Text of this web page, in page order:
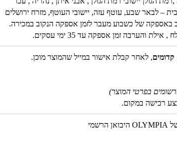
– לבאר שבע, עוטף עזה, יישובי העוטף, מזרח ירושלים
באספקה של כשבוע מעבר לזמן אספקה הנקוב במכירה.
והערבה זמן אספקה עד 35 ימי עסקים.
קדומים, לאחר קבלת אישור במייל שהמוצר מוכן.
בפרטי המוצר)
רכישה במקום.